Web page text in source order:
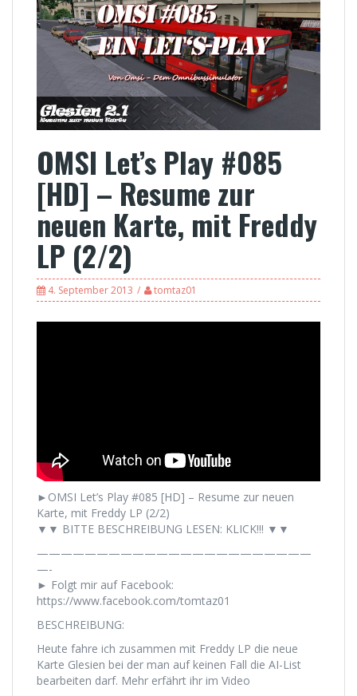
OMSI Let’s Play #085
[HD] – Resume zur
neuen Karte, mit Freddy
LP (2/2)
4. September 2013 tomtaz01
►OMSI Let’s Play #085 [HD] – Resume zur neuen
Karte, mit Freddy LP (2/2)
▼▼ BITTE BESCHREIBUNG LESEN: KLICK!!! ▼▼
———————————————————————
—-
► Folgt mir auf Facebook:
https://www.facebook.com/tomtaz01
BESCHREIBUNG:
Heute fahre ich zusammen mit Freddy LP die neue
Karte Glesien bei der man auf keinen Fall die AI-List
bearbeiten darf. Mehr erfährt ihr im Video